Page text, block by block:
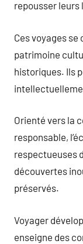
repousser leurs
Ces voyages
patrimoine
historiques. Ils
Orienté vers la
responsable,
respectueuses
découvertes
préservés.
Voyager
enseigne des